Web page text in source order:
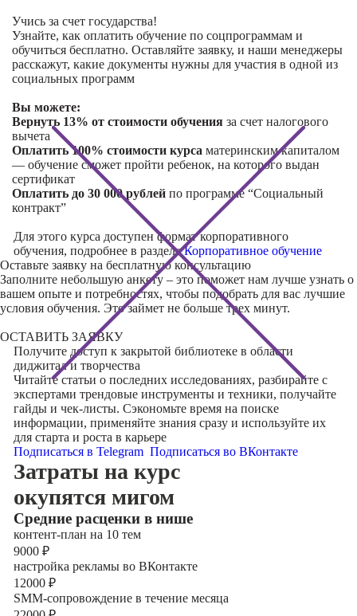
Учись за счет государства!
Узнайте, как оплатить обучение по соцпрограммам и
обучиться бесплатно. Оставляйте заявку, и наши менеджеры
расскажут, какие документы нужны для участия в одной из
социальных программ
Вы можете:
Вернуть 13% от стоимости обучения за счет налогового
вычета
Оплатить 100% стоимости курса материнским капиталом
— обучение сможет пройти ребенок, на которого выдан
сертификат
Оплатить до 30 000 рублей по программе “Социальный
контракт”
Для этого курса доступен формат корпоративного
обучения, подробнее в разделеКорпоративное обучение
Оставьте заявку на бесплатную консультацию
Заполните небольшую анкету – это поможет нам лучше узнать о
вашем опыте и потребностях, чтобы подобрать для вас лучшие
условия обучения. Это займет не больше трех минут.
ОСТАВИТЬ ЗАЯВКУ
Получите доступ к закрытой библиотекев области
диджитал и творчества
Читайте статьи о последних исследованиях, разбирайте с
экспертами трендовые инструменты и техники, получайте
гайды и чек-листы. Сэкономьте время на поиске
информации, применяйте знания сразу и используйте их
для старта и роста в карьере
Подписаться в Telegram Подписаться во ВКонтакте
Затраты на курс
окупятся мигом
Cредние расценки в нише
контент-план на 10 тем
9000 ₽
настройка рекламы во ВКонтакте
12000 ₽
SMM-сопровождение в течение месяца